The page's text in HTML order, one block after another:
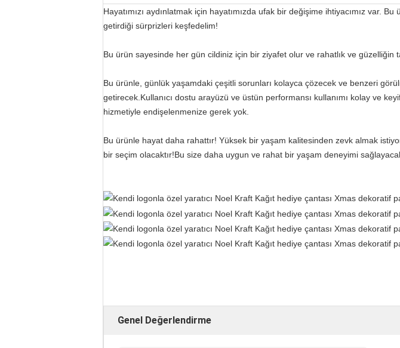
Hayatımızı aydınlatmak için hayatımızda ufak bir değişime ihtiyacımız var.
getirdiği sürprizleri keşfedelim!
Bu ürün sayesinde her gün cildiniz için bir ziyafet olur ve rahatlık ve güzelliğin
Bu ürünle, günlük yaşamdaki çeşitli sorunları kolayca çözecek ve benzeri
getirecek.Kullanıcı dostu arayüzü ve üstün performansı kullanımı kolay ve
hizmetiyle endişelenmenize gerek yok.
Bu ürünle hayat daha rahattır! Yüksek bir yaşam kalitesinden zevk almak
bir seçim olacaktır!Bu size daha uygun ve rahat bir yaşam deneyimi
Genel Değerlendirme